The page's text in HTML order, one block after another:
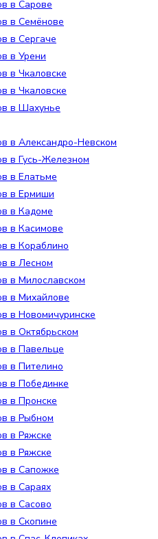
в Сарове
в Семёнове
в Сергаче
в Урени
в Чкаловске
в Чкаловске
в Шахунье
в Александро-Невском
в Гусь-Железном
в Елатьме
в Ермиши
в Кадоме
в Касимове
в Кораблино
в Лесном
в Милославском
в Михайлове
в Новомичуринске
в Октябрьском
в Павельце
в Пителино
в Побединке
в Пронске
в Рыбном
в Ряжске
в Ряжске
в Сапожке
в Сараях
в Сасово
в Скопине